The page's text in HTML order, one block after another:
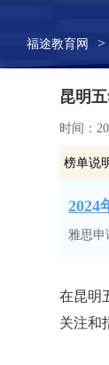
福途教育网 >
昆明
时间：
榜单说
2024
雅思申
在昆明
关注和